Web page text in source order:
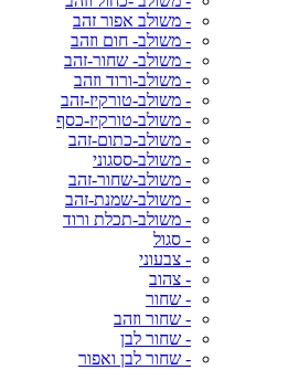
- משולב אפור זהב
- משולב- חום וזהב
- משולב- שחור-זהב
- משולב-ורוד וזהב
- משולב-טורקיז-זהב
- משולב-טורקיז-כסף
- משולב-כתום-זהב
- משולב-ססגוני
- משולב-שחור-זהב
- משולב-שמנת-זהב
- משולב-תכלת ורוד
- סגול
- צבעוני
- צהוב
- שחור
- שחור וזהב
- שחור לבן
- שחור לבן ואפור